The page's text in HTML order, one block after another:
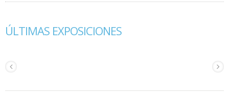
ÚLTIMAS EXPOSICIONES